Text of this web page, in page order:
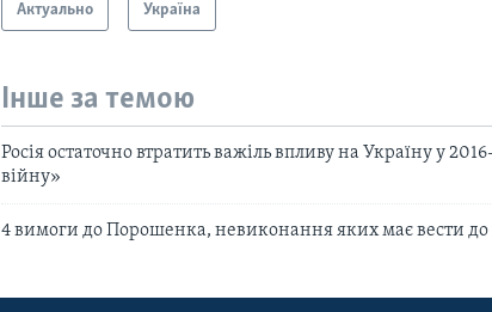
Актуально Україна
Інше за темою
Росія остаточно втратить важіль впливу на Україну у
війну»
4 вимоги до Порошенка, невиконання яких має вести до